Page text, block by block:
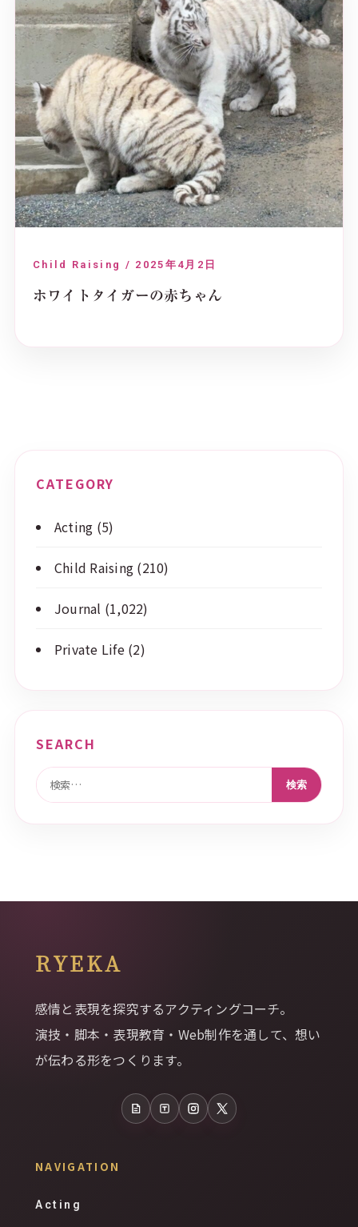
Child Raising / 2025年4月2日
ホワイトタイガーの赤ちゃん
CATEGORY
Acting (5)
Child Raising (210)
Journal (1,022)
Private Life(2)
SEARCH
検索:
RYEKA
感情と表現を探究するアクティングコーチ。
演技・脚本・表現教育・Web制作を通して、想い
が伝わる形をつくります。
note TalesInstagram
X
NAVIGATION
Acting